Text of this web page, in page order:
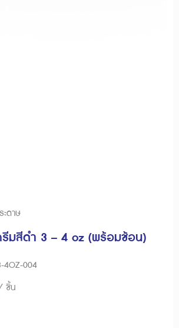
ดาษ
มสีดำ 3 – 4 oz (พร้อมช้อน)
4OZ-004
ชิ้น